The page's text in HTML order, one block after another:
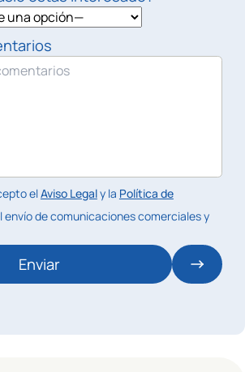
elAviso Legaly la Política de
envío de comunicaciones comerciales y
Enviar